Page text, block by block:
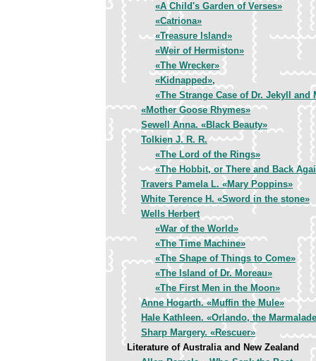
«A Child's Garden of Verses»
«Catriona»
«Treasure Island»
«Weir of Hermiston»
«The Wrecker»
«Kidnapped»,
«The Strange Case of Dr. Jekyll and
«Mother Goose Rhymes»
Sewell Anna. «Black Beauty»
Tolkien J. R. R.
«The Lord of the Rings»
«The Hobbit, or There and Back
Travers Pamela L. «Mary Poppins»
White Terence H. «Sword in the stone»
Wells Herbert
«War of the World»
«The Time Machine»
«The Shape of Things to Come»
«The Island of Dr. Moreau»
«The First Men in the Moon»
Anne Hogarth. «Muffin the Mule»
Hale Kathleen. «Orlando, the
Sharp Margery. «Rescuer»
Literature of Australia and New Zealand